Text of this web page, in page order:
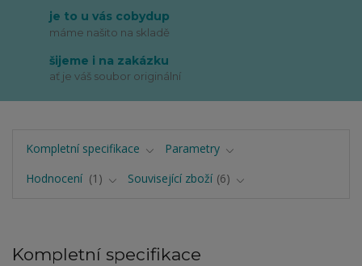
je to u vás cobydup
máme našito na skladě
šijeme i na zakázku
ať je váš soubor originální
Kompletní specifikace
Parametry
Hodnocení
1 Související zboží 6
Kompletní specifikace